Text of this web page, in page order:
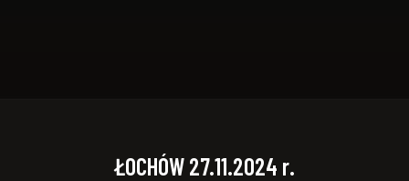
ŁOCHÓW 27.11.2024 r.